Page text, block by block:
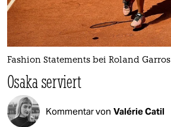
nord
wahrheit
verlag
veranstaltungen
Fashion Statements bei Roland Garros
Osaka serviert
Kommentar von Valérie Catil